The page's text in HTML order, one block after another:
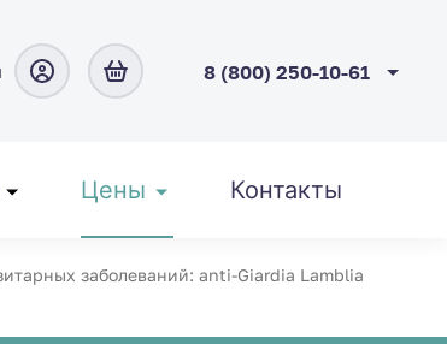
8 (800) 250-10-61
Цены Контакты
заболеваний: anti-Giardia Lamblia